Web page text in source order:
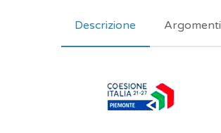
Descrizione Argomenti